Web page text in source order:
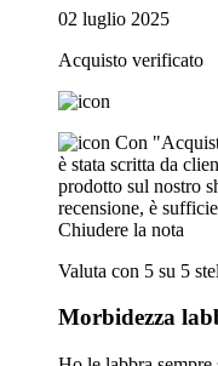
02 luglio 2025
Acquisto verificato
Con
è stata scritta da
prodotto sul nostro
recensione, è
Chiudere la nota
Valuta con 5 su 5
Morbidezza